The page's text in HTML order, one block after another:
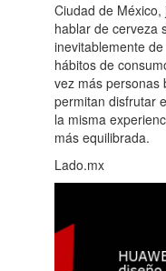
Ciudad de
hablar de cerveza
inevitablemente
hábitos de
vez más personas
permitan disfrutar
la misma
más equilibrada.
Lado.mx